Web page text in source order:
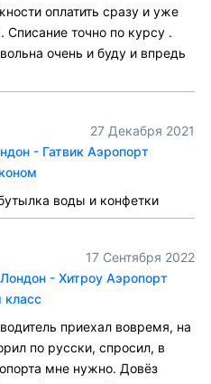
оплатить сразу и уже
Списание точно по курсу .
очень и буду и впредь
27 Декабря 2021
- Гатвик Аэропорт
воды и конфетки
17 Сентября 2022
- Хитроу Аэропорт
класс
приехал вовремя, на
по русски, спросил, в
мне нужно. Довёз